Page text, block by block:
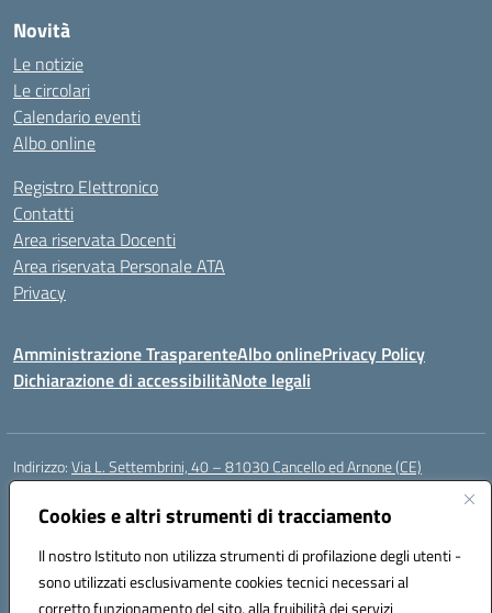
Cookies e altri strumenti di tracciamento
Il nostro Istituto non utilizza strumenti di profilazione degli utenti -
sono utilizzati esclusivamente cookies tecnici necessari al
corretto funzionamento del sito, alla fruibilità dei servizi
Novità
Le notizie
Le circolari
Calendario eventi
Albo online
Registro Elettronico
Contatti
Area riservata Docenti
Area riservata Personale ATA
Privacy
Amministrazione TrasparenteAlbo onlinePrivacy Policy
Dichiarazione di accessibilitàNote legali
Indirizzo:Via L. Settembrini, 40 – 81030 Cancello ed Arnone (CE)
Centralino:
Posta elettronica certificata (PEC):ceic818008@pec.istruzione.it
Codice fiscale: 80009710619
Codice meccanografico:CEIC818008
Codice Indice delle Pubbliche Amministrazioni (IPA): istsc_ceic818008